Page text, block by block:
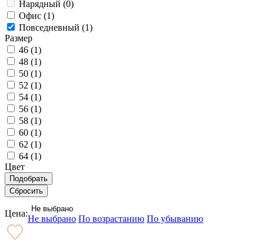
Нарядный (0)
Офис (1)
Повседневный (1)
Размер
46 (1)
48 (1)
50 (1)
52 (1)
54 (1)
56 (1)
58 (1)
60 (1)
62 (1)
64 (1)
Цвет
Цена: Не выбрано
Не выбрано По возрастанию По убыванию